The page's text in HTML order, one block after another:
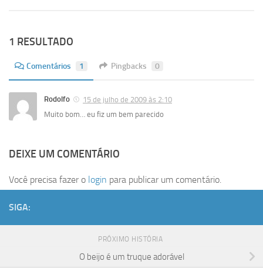
1 RESULTADO
Comentários 1 Pingbacks 0
Rodolfo
15 de julho de 2009 às 2:10
Muito bom… eu fiz um bem parecido
DEIXE UM COMENTÁRIO
Você precisa fazer o login para publicar um comentário.
SIGA:
PRÓXIMO HISTÓRIA
O beijo é um truque adorável